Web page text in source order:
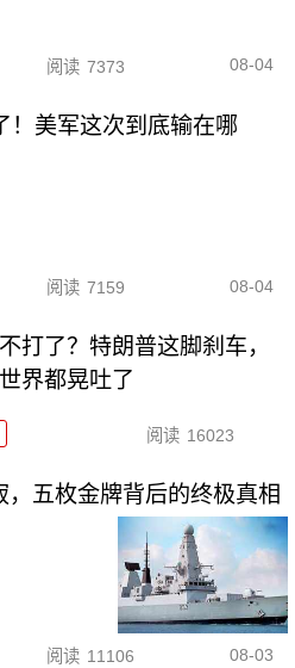
阅读 7373 08-04
！美军这次到底输在哪
阅读 7159 08-04
打了？特朗普这脚刹车，
界都晃吐了
阅读 16023
五枚金牌背后的终极真相
阅读 11106 08-03